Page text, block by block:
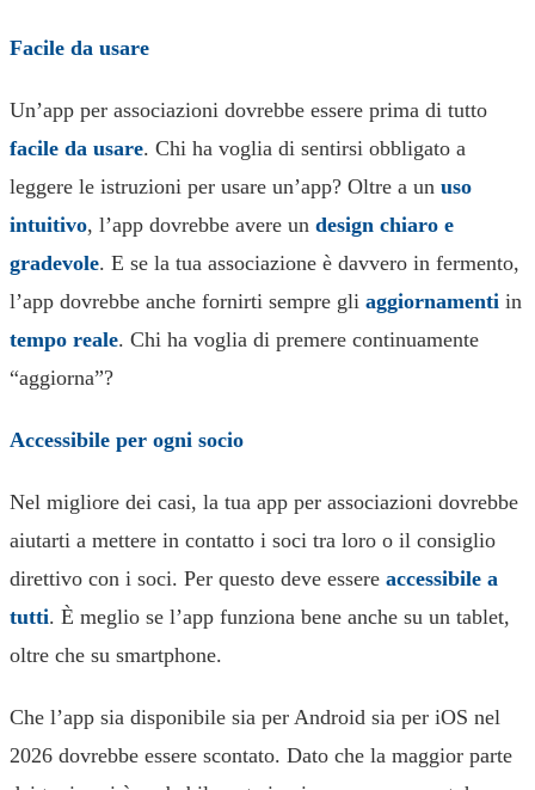
Facile da usare
Un’app per associazioni dovrebbe essere prima di tutto
facile da usare. Chi ha voglia di sentirsi obbligato a
leggere le istruzioni per usare un’app? Oltre a un uso
intuitivo, l’app dovrebbe avere un design chiaro e
gradevole. E se la tua associazione è davvero in fermento,
l’app dovrebbe anche fornirti sempre gli aggiornamenti in
tempo reale. Chi ha voglia di premere continuamente
“aggiorna”?
Accessibile per ogni socio
Nel migliore dei casi, la tua app per associazioni dovrebbe
aiutarti a mettere in contatto i soci tra loro o il consiglio
direttivo con i soci. Per questo deve essere accessibile a
tutti. È meglio se l’app funziona bene anche su un tablet,
oltre che su smartphone.
Che l’app sia disponibile sia per Android sia per iOS nel
2026 dovrebbe essere scontato. Dato che la maggior parte